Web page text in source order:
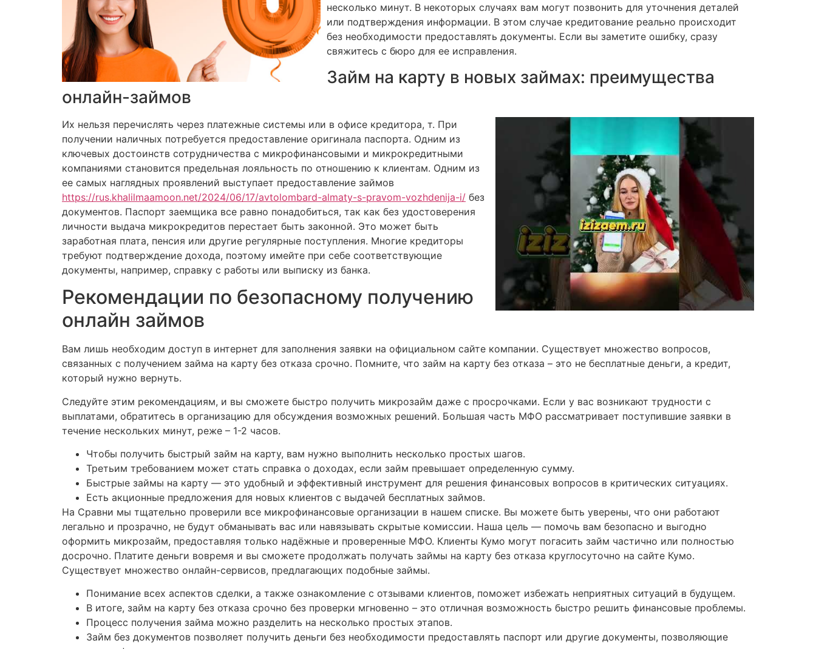
несколько минут. В некоторых случаях вам могут позвонить для уточнения деталей
или подтверждения информации. В этом случае кредитование реально происходит
без необходимости предоставлять документы. Если вы заметите ошибку, сразу
свяжитесь с бюро для ее исправления.
Займ на карту в новых займах: преимущества
онлайн-займов
Их нельзя перечислять через платежные системы или в офисе кредитора, т. При
получении наличных потребуется предоставление оригинала паспорта. Одним из
ключевых достоинств сотрудничества с микрофинансовыми и микрокредитными
компаниями становится предельная лояльность по отношению к клиентам. Одним из
ее самых наглядных проявлений выступает предоставление займов
https://rus.khalilmaamoon.net/2024/06/17/avtolombard-almaty-s-pravom-vozhdenija-i/ без
документов. Паспорт заемщика все равно понадобиться, так как без удостоверения
личности выдача микрокредитов перестает быть законной. Это может быть
заработная плата, пенсия или другие регулярные поступления. Многие кредиторы
требуют подтверждение дохода, поэтому имейте при себе соответствующие
документы, например, справку с работы или выписку из банка.
Рекомендации по безопасному получению
онлайн займов
Вам лишь необходим доступ в интернет для заполнения заявки на официальном сайте компании. Существует множество вопросов,
связанных с получением займа на карту без отказа срочно. Помните, что займ на карту без отказа – это не бесплатные деньги, а кредит,
который нужно вернуть.
Следуйте этим рекомендациям, и вы сможете быстро получить микрозайм даже с просрочками. Если у вас возникают трудности с
выплатами, обратитесь в организацию для обсуждения возможных решений. Большая часть МФО рассматривает поступившие заявки в
течение нескольких минут, реже – 1-2 часов.
Чтобы получить быстрый займ на карту, вам нужно выполнить несколько простых шагов.
Третьим требованием может стать справка о доходах, если займ превышает определенную сумму.
Быстрые займы на карту — это удобный и эффективный инструмент для решения финансовых вопросов в критических ситуациях.
Есть акционные предложения для новых клиентов с выдачей бесплатных займов.
На Сравни мы тщательно проверили все микрофинансовые организации в нашем списке. Вы можете быть уверены, что они работают
легально и прозрачно, не будут обманывать вас или навязывать скрытые комиссии. Наша цель — помочь вам безопасно и выгодно
оформить микрозайм, предоставляя только надёжные и проверенные МФО. Клиенты Кумо могут погасить займ частично или полностью
досрочно. Платите деньги вовремя и вы сможете продолжать получать займы на карту без отказа круглосуточно на сайте Кумо.
Существует множество онлайн-сервисов, предлагающих подобные займы.
Понимание всех аспектов сделки, а также ознакомление с отзывами клиентов, поможет избежать неприятных ситуаций в будущем.
В итоге, займ на карту без отказа срочно без проверки мгновенно – это отличная возможность быстро решить финансовые проблемы.
Процесс получения займа можно разделить на несколько простых этапов.
Займ без документов позволяет получить деньги без необходимости предоставлять паспорт или другие документы, позволяющие